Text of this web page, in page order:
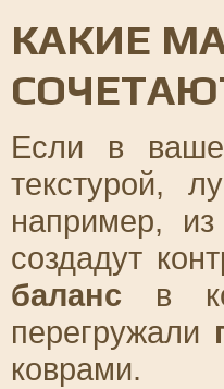
КАКИЕ
Если в
текстурой,
например,
создадут
баланс в
перегружали
коврами.